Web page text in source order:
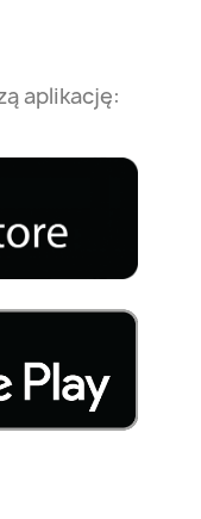
aplikację: